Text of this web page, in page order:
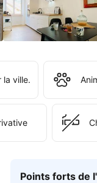
la ville.
Points forts de